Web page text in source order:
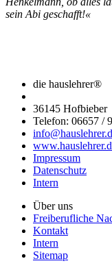
sein Abi geschafft!«
die hauslehrer®
36145 Hofbieber
Telefon: 06657 /
Impressum
Datenschutz
Intern
Über uns
Freiberufliche
Kontakt
Intern
Sitemap